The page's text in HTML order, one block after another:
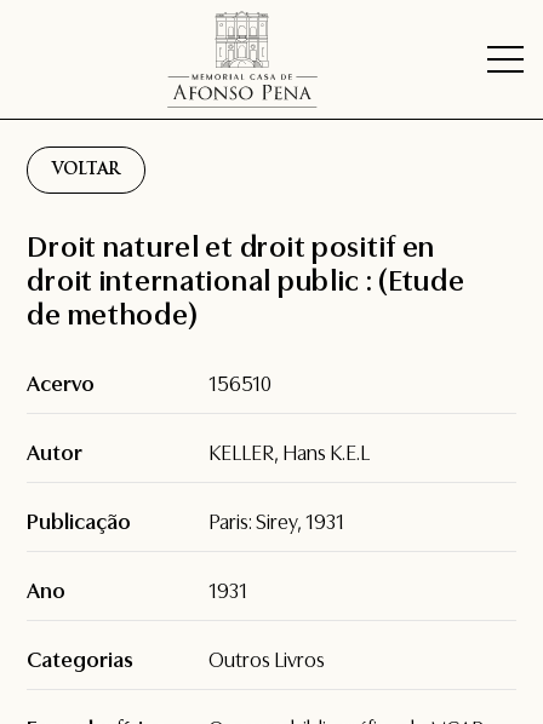
VOLTAR
Droit naturel et droit positif en
droit international public : (Etude
de methode)
Acervo 156510
Autor KELLER, Hans K.E.L
Publicação Paris: Sirey, 1931
Ano 1931
Categorias Outros Livros